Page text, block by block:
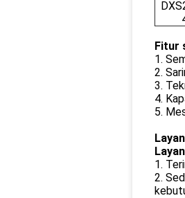
Fitur
1.
2.
3.
4.
5.
1.
2.